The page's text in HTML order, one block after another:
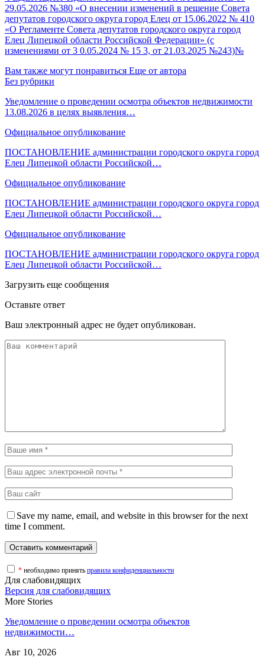
29.05.2026 №380 «О внесении изменений в решение Совета
депутатов городского округа город Елец от 15.06.2022 № 410
«О Регламенте Совета депутатов городского округа город
Елец Липецкой области Российской Федерации» (с
изменениями от 3 0.05.2024 № 15 3, от 21.03.2025 №243)№
Вам также могут понравиться Еще от автора
Без рубрики
Уведомление о проведении осмотра объектов недвижимости
13.08.2026 в целях выявления…
Официальное опубликование
ПОСТАНОВЛЕНИЕ администрации городского округа город
Елец Липецкой области Российской…
Официальное опубликование
ПОСТАНОВЛЕНИЕ администрации городского округа город
Елец Липецкой области Российской…
Официальное опубликование
ПОСТАНОВЛЕНИЕ администрации городского округа город
Елец Липецкой области Российской…
Загрузить еще сообщения
Оставьте ответ
Ваш электронный адрес не будет опубликован.
Save my name, email, and website in this browser for the next
time I comment.
* необходимо принять правила конфиденциальности
Для слабовидящих
Версия для слабовидящих
More Stories
Уведомление о проведении осмотра объектов
недвижимости…
Авг 10, 2026